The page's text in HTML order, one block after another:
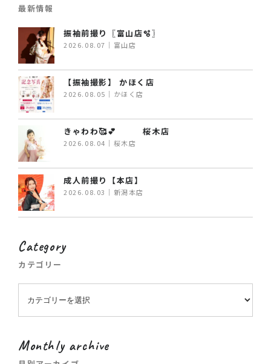
最新情報
振袖前撮り〖富山店🫧〗
2026.08.07｜富山店
【振袖撮影】 かほく店
2026.08.05｜かほく店
きゃわわ🥰💕 桜木店
2026.08.04｜桜木店
成人前撮り【本店】
2026.08.03｜新潟本店
Category
カテゴリー
Monthly archive